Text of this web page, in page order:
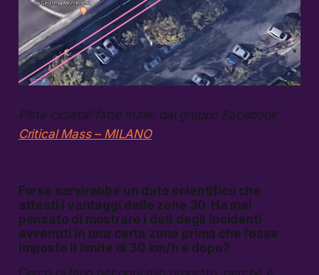
Piste ciclabili fatte male: dal gruppo Facebook
Critical Mass – MILANO
Forse servirebbe un dato scientifico che
attesti i vantaggi delle zone 30. Ha mai
pensato di mostrare i dati degli incidenti
avvenuti in una certa zona prima che fosse
imposto il limite di 30 km/h e dopo?